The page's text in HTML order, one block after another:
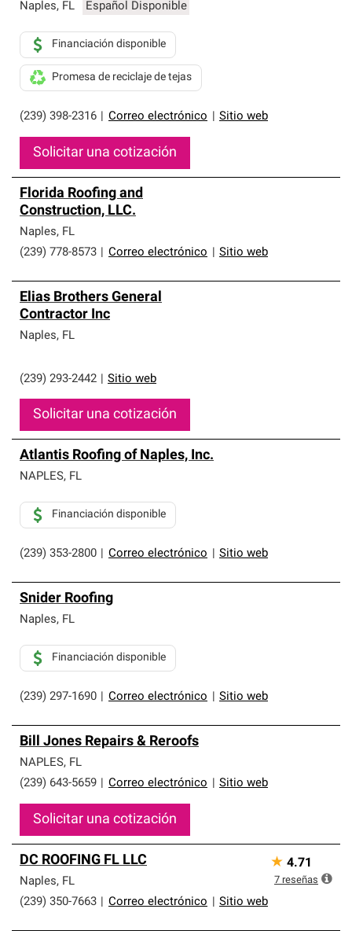
Naples, FL Español Disponible
(239) 398-2316 Correo electrónico Sitio web
Financiación disponible
Promesa de reciclaje de tejas
Solicitar una cotización
Florida Roofing and
Construction, LLC.
Naples, FL
(239) 778-8573
Correo electrónico Sitio web
Elias Brothers General
Contractor Inc
Naples, FL
(239) 293-2442 Sitio web
Solicitar una cotización
Atlantis Roofing of Naples, Inc.
NAPLES, FL
(239) 353-2800 Correo electrónico Sitio web
Financiación disponible
Snider Roofing
Naples, FL
(239) 297-1690 Correo electrónico Sitio web
Financiación disponible
Bill Jones Repairs & Reroofs
NAPLES, FL
(239) 643-5659
Correo electrónico Sitio web
Solicitar una cotización
DC ROOFING FL LLC
Naples, FL
(239) 350-7663
Correo electrónico Sitio web
★ 4.71
7 reseñas